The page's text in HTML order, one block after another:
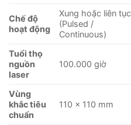
Chế độ
hoạt động
Xung hoặc liên tục
(Pulsed /
Continuous)
Tuổi thọ
nguồn
laser
100.000 giờ
Vùng
khắc tiêu
chuẩn
110 × 110 mm